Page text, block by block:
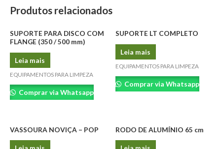
Produtos relacionados
SUPORTE PARA DISCO COM
FLANGE (350 / 500 mm)
Leia mais
EQUIPAMENTOS PARA LIMPEZA
Comprar via Whatsapp
SUPORTE LT COMPLETO
Leia mais
EQUIPAMENTOS PARA LIMPEZA
Comprar via Whatsapp
VASSOURA NOVIÇA – POP RODO DE ALUMÍNIO 65 cm